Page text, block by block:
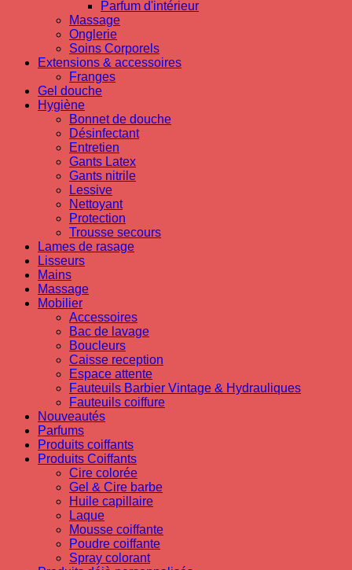
Parfum d'intérieur
Massage
Onglerie
Soins Corporels
Extensions & accessoires
Franges
Gel douche
Hygiène
Bonnet de douche
Désinfectant
Entretien
Gants Latex
Gants nitrile
Lessive
Nettoyant
Protection
Trousse secours
Lames de rasage
Lisseurs
Mains
Massage
Mobilier
Accessoires
Bac de lavage
Boucleurs
Caisse reception
Espace attente
Fauteuils Barbier Vintage & Hydrauliques
Fauteuils coiffure
Nouveautés
Parfums
Produits coiffants
Produits Coiffants
Cire colorée
Gel & Cire barbe
Huile capillaire
Laque
Mousse coiffante
Poudre coiffante
Spray colorant